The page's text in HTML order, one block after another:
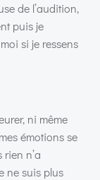
de l’audition,
puis je
si je ressens
ni même
émotions se
n’a
ne suis plus